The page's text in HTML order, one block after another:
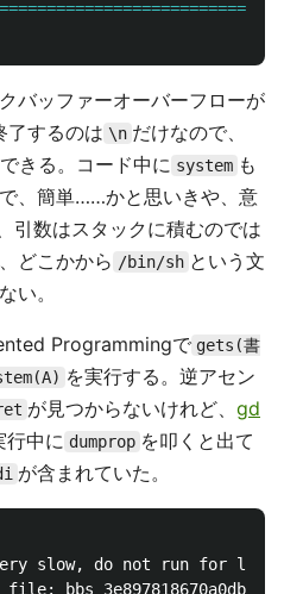
バッファーオーバーフローが
了するのは \n だけなので、
きる。コード中に system も
、簡単……かと思いきや、意
引数はスタックに積むのでは
どこかから /bin/sh という文
い。
Programmingで gets(書
を実行する。逆アセン
が見つからないけれど、 gd
行中に dumprop を叩くと出て
が含まれていた。
slow, do not run for large